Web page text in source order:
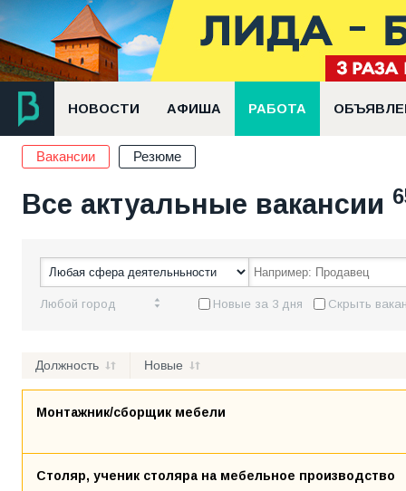
НОВОСТИ АФИША РАБОТА
Вакансии Резюме
Все актуальные вакансии
Любой город Новые за 3 дня Скрыть
Должность Новые
Монтажник/сборщик мебели
Столяр, ученик столяра на мебельное производство